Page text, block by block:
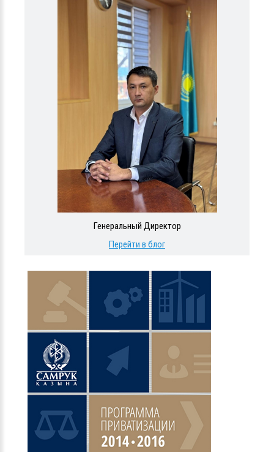
Генеральный Директор
Перейти в блог